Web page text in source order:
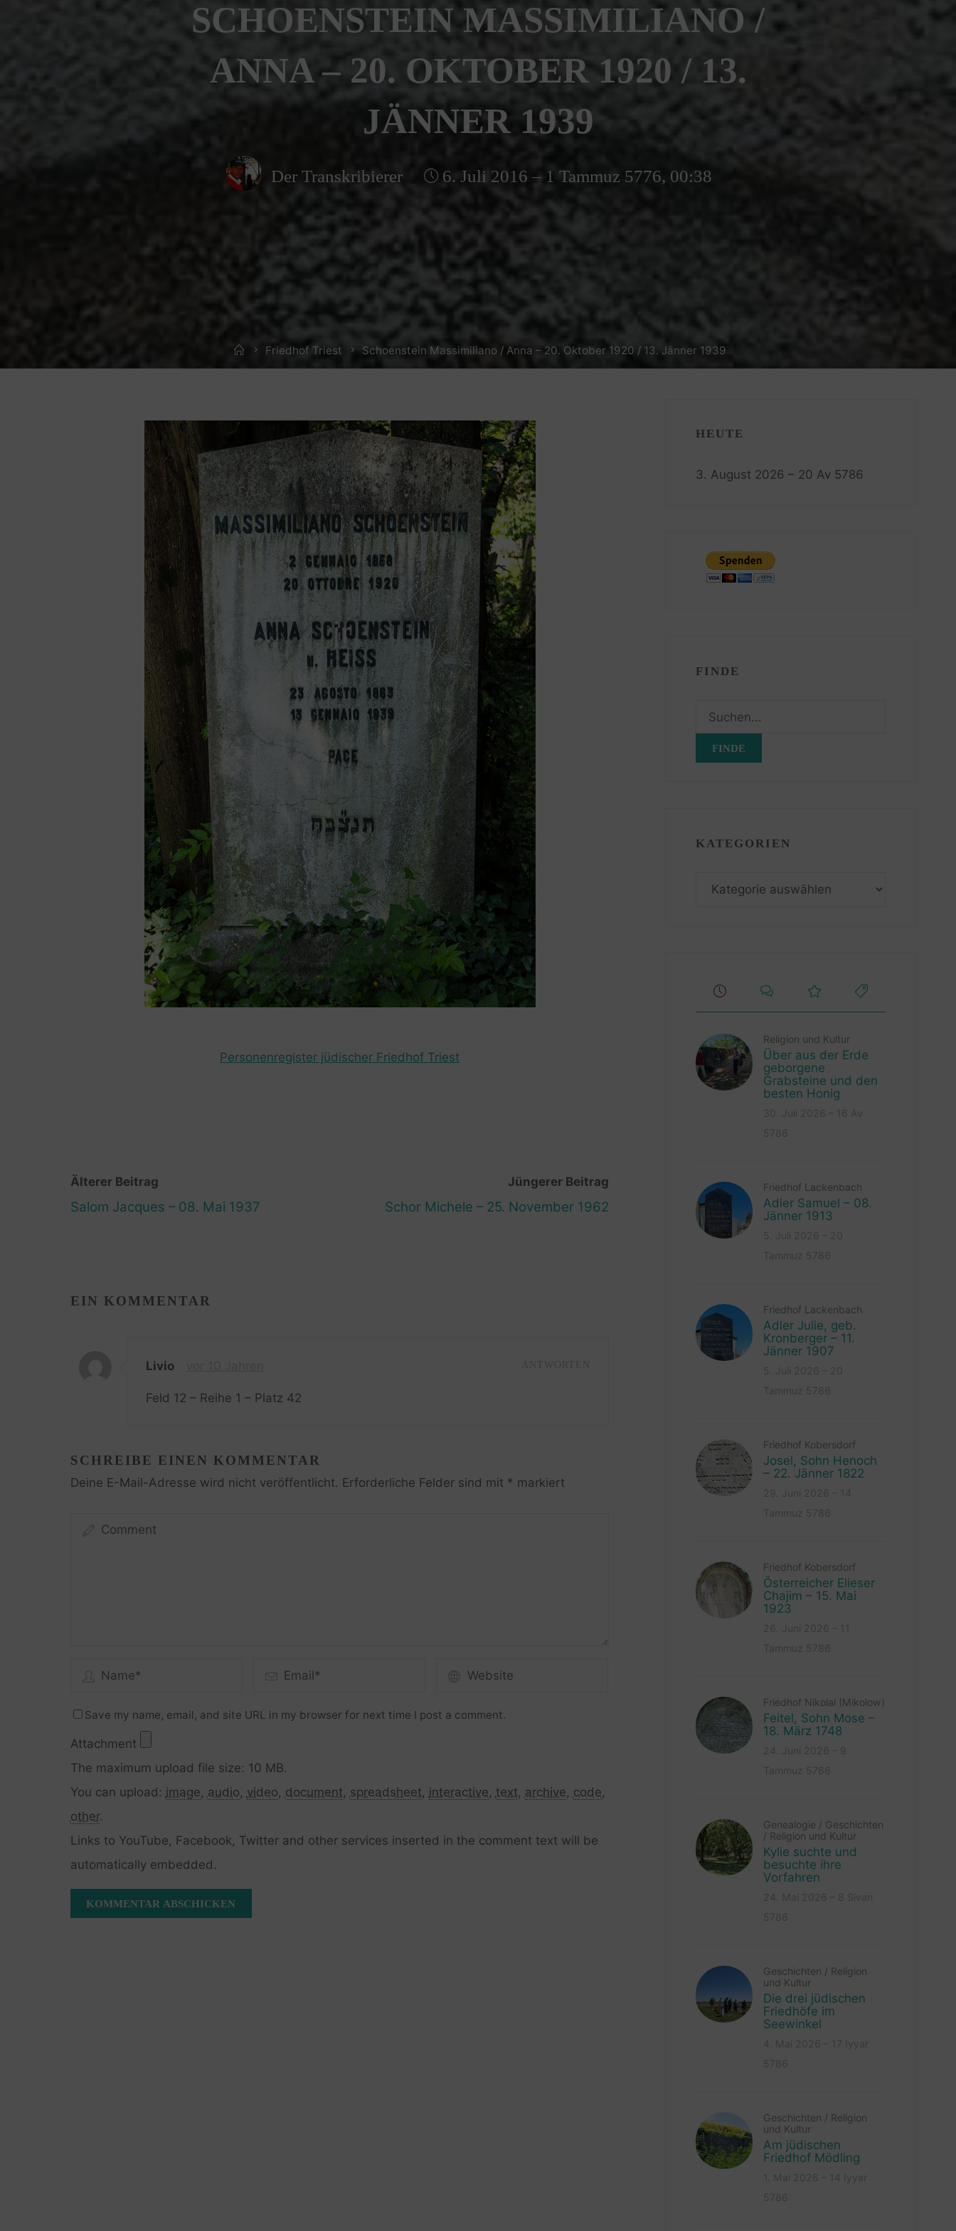
SCHOENSTEIN MASSIMILIANO /
ANNA – 20. OKTOBER 1920 / 13.
JÄNNER 1939
Der Transkribierer 6. Juli 2016 – 1 Tammuz 5776, 00:38
HomeFriedhof Triest Schoenstein Massimiliano / Anna – 20. Oktober 1920 / 13. Jänner 1939
Personenregister jüdischer Friedhof Triest
Älterer Beitrag
Salom Jacques – 08. Mai 1937
Jüngerer Beitrag
Schor Michele – 25. November 1962
EIN KOMMENTAR
Livio
Feld 12 – Reihe 1 – Platz 42
SCHREIBE EINEN KOMMENTAR
Deine E-Mail-Adresse wird nicht veröffentlicht. Erforderliche Felder sind mit * markiert
Save my name, email, and site URL in my browser for next time I post a comment.
Attachment
The maximum upload file size: 10 MB.
You can upload: image, audio, video, document, spreadsheet, interactive, text, archive, code,
other.
Links to YouTube, Facebook, Twitter and other services inserted in the comment text will be
automatically embedded.
HEUTE
3. August 2026 – 20 Av 5786
FINDE
Suchen
nach:
KATEGORIEN
Kategorien
Religion und Kultur
Über aus der Erde
geborgene
Grabsteine und den
besten Honig
Friedhof Lackenbach
Adler Samuel – 08.
Jänner 1913
Friedhof Lackenbach
Adler Julie, geb.
Kronberger – 11.
Jänner 1907
Friedhof Kobersdorf
Josel, Sohn Henoch
– 22. Jänner 1822
Friedhof Kobersdorf
Österreicher Elieser
Chajim – 15. Mai
1923
Friedhof Nikolai (Mikolow)
Feitel, Sohn Mose –
18. März 1748
Genealogie / Geschichten
/ Religion und Kultur
Kylie suchte und
besuchte ihre
Vorfahren
Geschichten / Religion
und Kultur
Die drei jüdischen
Friedhöfe im
Seewinkel
Geschichten / Religion
und Kultur
Am jüdischen
Friedhof Mödling